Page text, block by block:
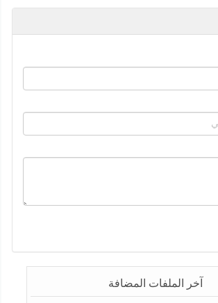
آخر الملفات المضافة